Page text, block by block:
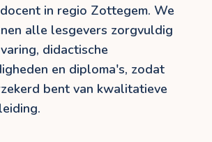
in regio Zottegem. We
alle lesgevers zorgvuldig
didactische
en diploma's, zodat
bent van kwalitatieve